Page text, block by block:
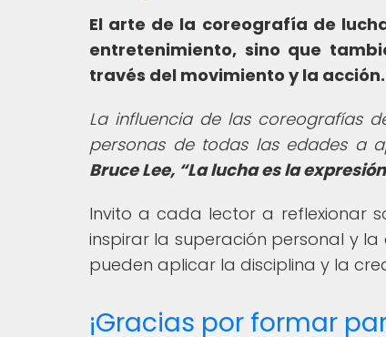
El arte de la coreografía de
entretenimiento, sino que
través del movimiento y la acción.
La influencia de las coreografías
personas de todas las edades a
Bruce Lee, La lucha es la
Invito a cada lector a reflexionar
inspirar la superación personal y
pueden aplicar la disciplina y la
¡Gracias por formar